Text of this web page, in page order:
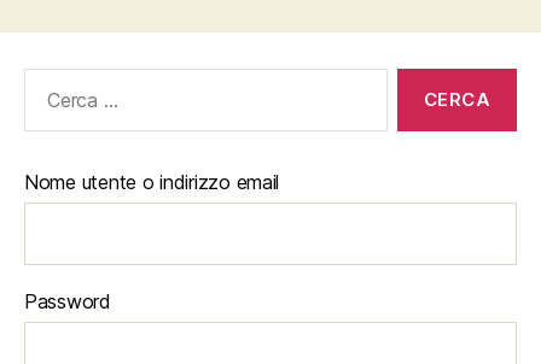
Nome utente o indirizzo email
Password